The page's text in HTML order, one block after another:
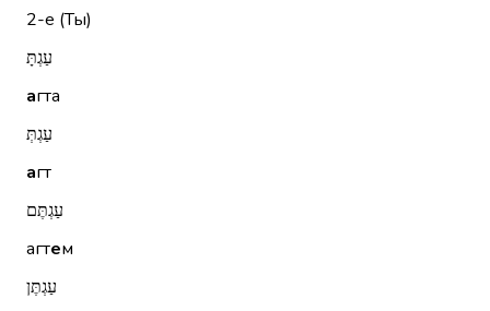
2-е (Ты)
עַגְתָּ
агта
עַגְתְּ
агт
עַגְתֶּם
агтем
עַגְתֶּן